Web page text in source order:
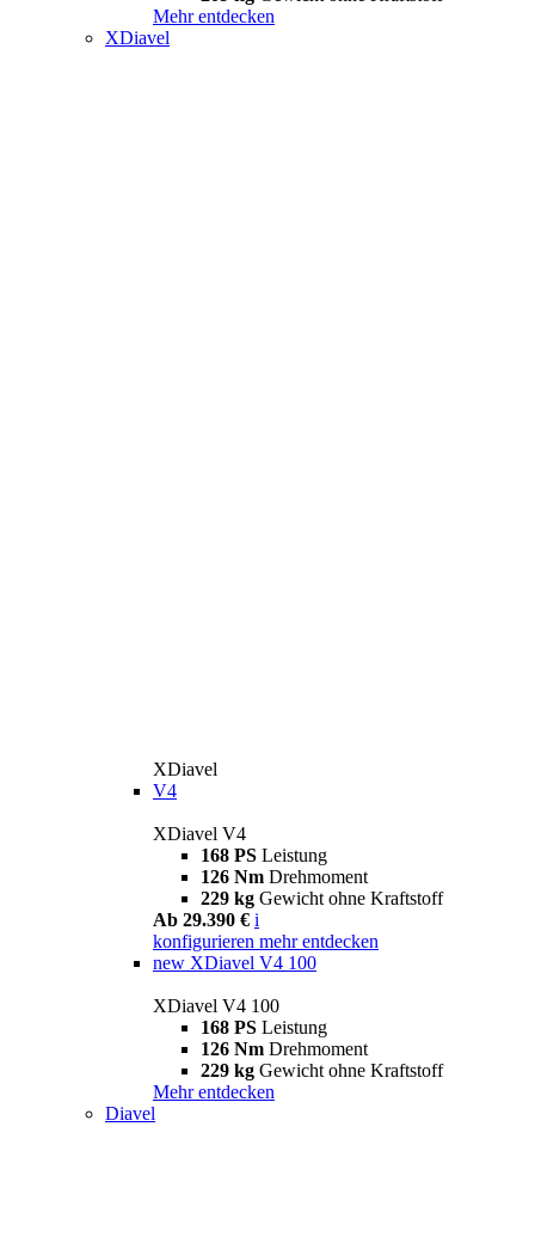
Mehr entdecken
XDiavel
XDiavel
V4
XDiavel V4
168 PS Leistung
126 Nm Drehmoment
229 kg Gewicht ohne Kraftstoff
Ab 29.390 € i
konfigurieren mehr entdecken
new XDiavel V4 100
XDiavel V4 100
168 PS Leistung
126 Nm Drehmoment
229 kg Gewicht ohne Kraftstoff
Mehr entdecken
Diavel